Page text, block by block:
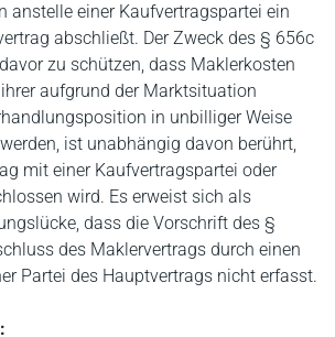
anstelle einer Kaufvertragspartei ein
abschließt. Der Zweck des § 656c
zu schützen, dass Maklerkosten
aufgrund der Marktsituation
in unbilliger Weise
ist unabhängig davon berührt,
mit einer Kaufvertragspartei oder
wird. Es erweist sich als
dass die Vorschrift des §
des Maklervertrags durch einen
Partei des Hauptvertrags nicht erfasst.